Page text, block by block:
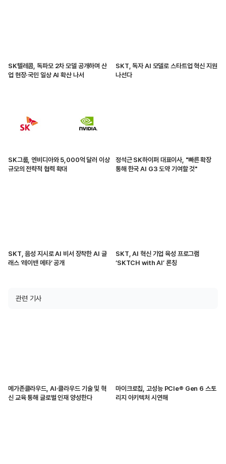
SK텔레콤, 독파모 2차 모델 공개하며 산
업 현장·국민 일상 AI 확산 나서
SKT, 독자 AI 모델로 스타트업 혁신 지원
나선다
SK그룹, 엔비디아와 5,000억 달러 이상
규모의 전략적 협력 확대
정석근 SK하이퍼 대표이사, "빠른 확장
통해 한국 AI G3 도약 기여할 것"
SKT, 음성 지시로 AI 비서 장착한 AI 글
래스 ‘레이밴 메타’ 공개
SKT, AI 혁신 기업 육성 프로그램
‘SKTCH with AI’ 론칭
관련 기사
메가존클라우드, AI·클라우드 기술 및 혁
신 교육 통해 글로벌 인재 양성한다
마이크로칩, 고성능 PCIe® Gen 6 스토
리지 아키텍처 시연해